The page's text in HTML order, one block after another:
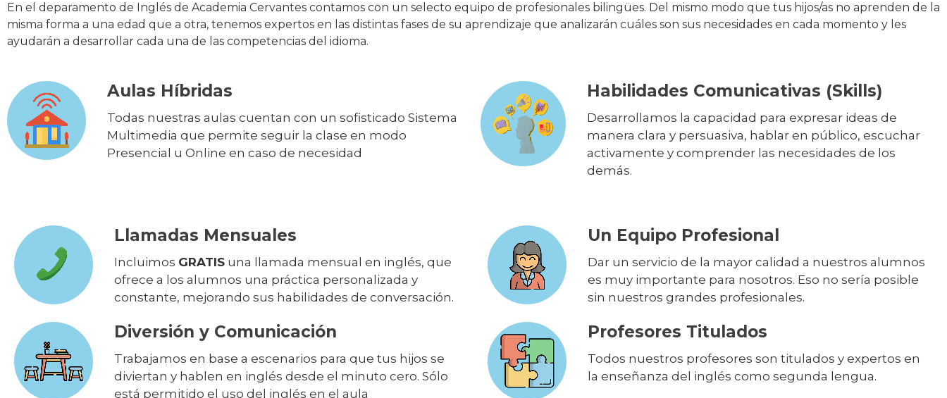
En el deparamento de Inglés de Academia Cervantes contamos con un selecto equipo de profesionales bilingües. Del mismo modo que tus hijos/as no aprenden de la
misma forma a una edad que a otra, tenemos expertos en las distintas fases de su aprendizaje que analizarán cuáles son sus necesidades en cada momento y les
ayudarán a desarrollar cada una de las competencias del idioma.
Aulas Híbridas
Todas nuestras aulas cuentan con un sofisticado Sistema
Multimedia que permite seguir la clase en modo
Presencial u Online en caso de necesidad
Habilidades Comunicativas (Skills)
Desarrollamos la capacidad para expresar ideas de
manera clara y persuasiva, hablar en público, escuchar
activamente y comprender las necesidades de los
demás.
Llamadas Mensuales
Incluimos GRATIS una llamada mensual en inglés, que
ofrece a los alumnos una práctica personalizada y
constante, mejorando sus habilidades de conversación.
Diversión y Comunicación
Trabajamos en base a escenarios para que tus hijos se
diviertan y hablen en inglés desde el minuto cero. Sólo
está permitido el uso del inglés en el aula
Un Equipo Profesional
Dar un servicio de la mayor calidad a nuestros alumnos
es muy importante para nosotros. Eso no sería posible
sin nuestros grandes profesionales.
Profesores Titulados
Todos nuestros profesores son titulados y expertos en
la enseñanza del inglés como segunda lengua.